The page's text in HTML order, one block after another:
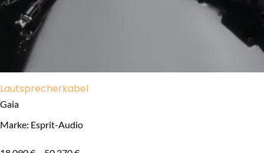
Lautsprecherkabel
Gaia
Marke: Esprit-Audio